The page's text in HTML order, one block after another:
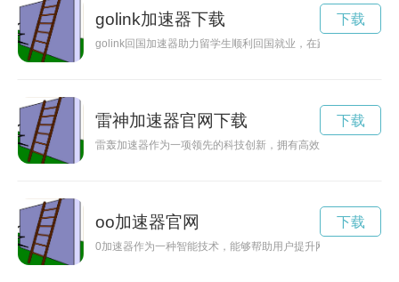
golink加速器下载
golink回国加速器助力留学生顺利回国就业，在跨国企业中快
下载
雷神加速器官网下载
雷轰加速器作为一项领先的科技创新，拥有高效加速的特点，
下载
oo加速器官网
0加速器作为一种智能技术，能够帮助用户提升网络速度，加快
下载